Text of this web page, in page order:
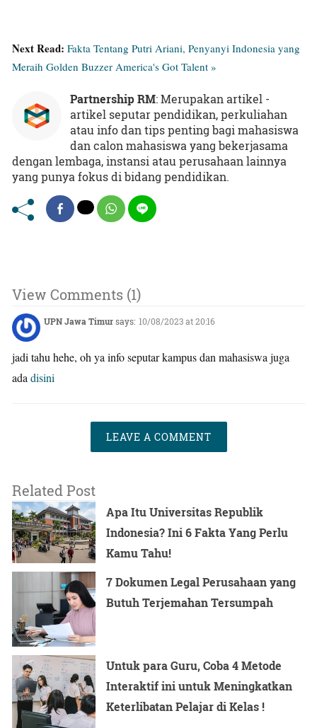
Next Read: Fakta Tentang Putri Ariani, Penyanyi Indonesia yang
Meraih Golden Buzzer America's Got Talent »
Partnership RM: Merupakan artikel -
artikel seputar pendidikan, perkuliahan
atau info dan tips penting bagi mahasiswa
dan calon mahasiswa yang bekerjasama
dengan lembaga, instansi atau perusahaan lainnya
yang punya fokus di bidang pendidikan.
View Comments (1)
UPN Jawa Timursays: 10/08/2023 at 20:16
jadi tahu hehe, oh ya info seputar kampus dan mahasiswa juga
ada disini
LEAVE A COMMENT
Related Post
Apa Itu Universitas Republik
Indonesia? Ini 6 Fakta Yang Perlu
Kamu Tahu!
7 Dokumen Legal Perusahaan yang
Butuh Terjemahan Tersumpah
Untuk para Guru, Coba 4 Metode
Interaktif ini untuk Meningkatkan
Keterlibatan Pelajar di Kelas !